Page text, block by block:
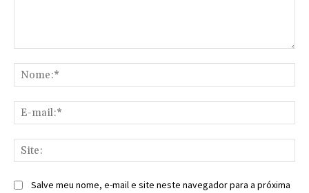
Salve meu nome, e-mail e site neste navegador para a próxima